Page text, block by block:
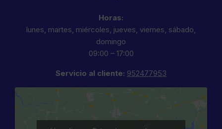
Horas:
lunes, martes, miércoles, jueves, viernes, sábado,
domingo
09:00 – 17:00
Servicio al cliente: 952477953